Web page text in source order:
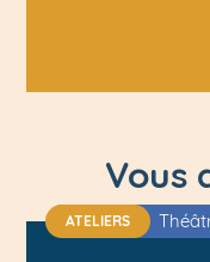
Vous
ATELIERS